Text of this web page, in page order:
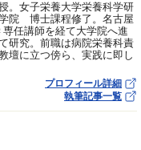
。女子栄養大学栄養科学研
院 博士課程修了。名古屋
任講師を経て大学院へ進
研究。前職は病院栄養科責
壇に立つ傍ら、実践に即し
プロフィール詳細
執筆記事一覧